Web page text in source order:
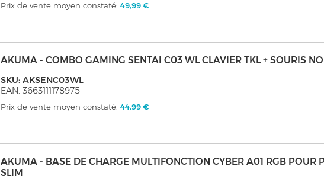
Prix de vente moyen constaté:49,99 €
AKUMA - COMBO GAMING SENTAI C03 WL CLAVIER TKL + SOURIS
SKU: AKSENC03WL
EAN: 3663111178975
Prix de vente moyen constaté:44,99 €
AKUMA - BASE DE CHARGE MULTIFONCTION CYBER A01 RGB POUR
SLIM